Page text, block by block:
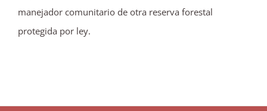
manejador comunitario de otra reserva forestal
protegida por ley.